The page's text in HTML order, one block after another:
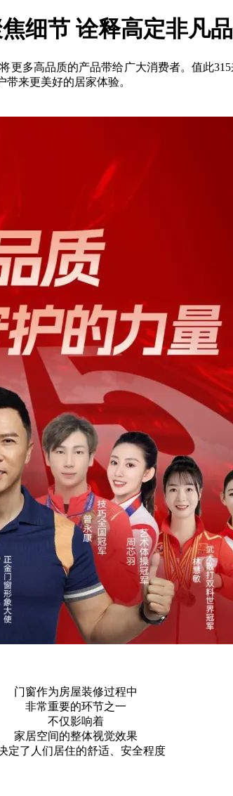
细节 诠释高定非凡
多高品质的产品带给广大消费者。值此
来更美好的居家体验。
门窗作为房屋装修过程中
非常重要的环节之一
不仅影响着
家居空间的整体视觉效果
定了人们居住的舒适、安全程度